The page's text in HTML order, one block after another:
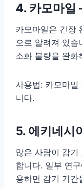
4. 카모마일
카모마일은 긴장
으로 알려져 있습
소화 불량을 완화
사용법: 카모마일
니다.
5. 에키네시
많은 사람이 감기
합니다. 일부 연
용하면 감기 기간